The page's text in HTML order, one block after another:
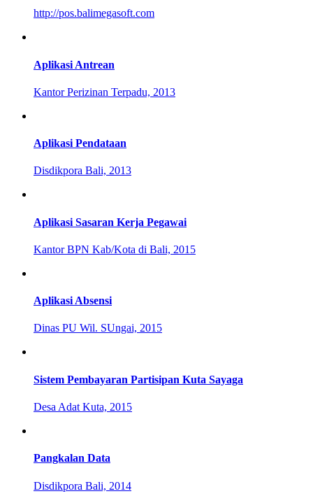
http://pos.balimegasoft.com
Aplikasi Antrean
Kantor Perizinan Terpadu, 2013
Aplikasi Pendataan
Disdikpora Bali, 2013
Aplikasi Sasaran Kerja Pegawai
Kantor BPN Kab/Kota di Bali, 2015
Aplikasi Absensi
Dinas PU Wil. SUngai, 2015
Sistem Pembayaran Partisipan Kuta Sayaga
Desa Adat Kuta, 2015
Pangkalan Data
Disdikpora Bali, 2014